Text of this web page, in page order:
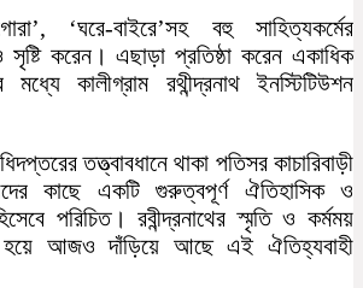
‘ঘরে-বাইরে’সহ বহু সাহিত্যকর্মের
সৃষ্টি করেন। এছাড়া প্রতিষ্ঠা করেন একাধিক
মধ্যে কালীগ্রাম রথীন্দ্রনাথ ইনস্টিটিউশন
তত্ত্বাবধানে থাকা পতিসর কাচারিবাড়ী
কাছে একটি গুরুত্বপূর্ণ ঐতিহাসিক ও
পরিচিত। রবীন্দ্রনাথের স্মৃতি ও কর্মময়
হয়ে আজও দাঁড়িয়ে আছে এই ঐতিহ্যবাহী